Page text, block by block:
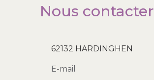
Nous contacter
62132 HARDINGHEN
E-mail